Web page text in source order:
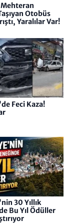
Otobüs
Yaralılar Var!
Feci Kaza!
30 Yıllık
Bu Yıl Ödüller